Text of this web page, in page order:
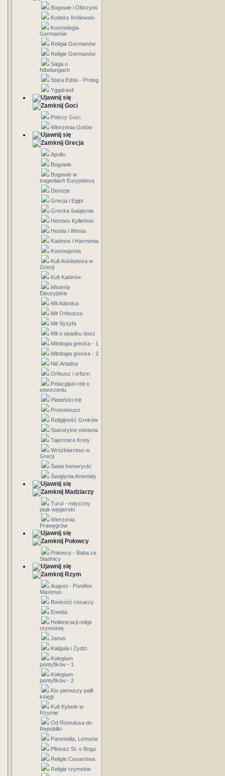
Bogowie i Olbrzymi
Kodeks Królewski
Kosmologia
Germanów
Religia Germanów
Religie Germanów
Saga o
Nibelungach
Stara Edda - Prolog
Yggdrasil
Goci
Polscy Goci
Wierzenia Gotów
Grecja
Apollo
Bogowie
Bogowie w
tragediach Eurypidesa
Dionizje
Grecja i Egipt
Grecka świątynia
Hermes Kylleński
Hestia i Westa
Kadmos i Harmonia
Kosmogonia
Kult Asklepiosa w
Grecji
Kult Kabirów
Misteria
Eleuzyjskie
Mit Adonisa
Mit Orfeusza
Mit Syzyfa
Mit o upadku dusz
Mitologia grecka - 1
Mitologia grecka - 2
Nić Ariadny
Orfeusz i orfizm
Pelazgijski mit o
stworzeniu
Platoński mit
Prometeusz
Religijność Greków
Starożytne misteria
Tajemnica Krety
Wróżbiarstwo w
Grecji
Świat homerycki
Świątynia Artemidy
Madziarzy
Turul - mityczny
ptak węgierski
Wierzenia
Prawęgrów
Połowcy
Połowcy - Baba ze
Stadnicy
Rzym
August - Pontifex
Maximus
Boskość cesarzy
Eneida
Hellenizacji religii
rzymskiej
Janus
Kaligula i Żydzi
Kolegium
pontyfików - 1
Kolegium
pontyfików - 2
Kto pierwszy palił
księgi
Kult Kybele w
Rzymie
Od Romulusa do
Republiki
Parentalia, Lemuria
Pliniusz St. o Bogu
Religie Cesarstwa
Religie rzymskie